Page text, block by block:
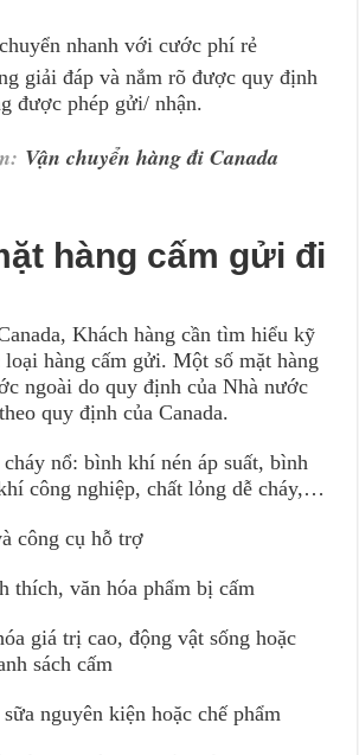
nhanh với cước phí rẻ
giải đáp và nắm rõ được quy định
được phép gửi/ nhận.
Vận chuyển hàng đi Canada
hàng cấm gửi đi
Khách hàng cần tìm hiểu kỹ
loại hàng cấm gửi. Một số mặt hàng
ngoài do quy định của Nhà nước
quy định của Canada.
nổ: bình khí nén áp suất, bình
công nghiệp, chất lỏng dễ cháy,…
công cụ hỗ trợ
thích, văn hóa phẩm bị cấm
giá trị cao, động vật sống hoặc
sách cấm
nguyên kiện hoặc chế phẩm